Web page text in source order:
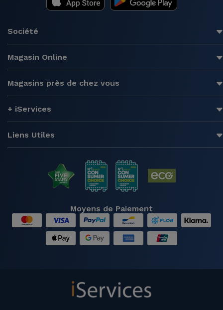
Société
Magasin Online
Magasins près de chez vous
+ iServices
Liens Utiles
Moyens de Paiement